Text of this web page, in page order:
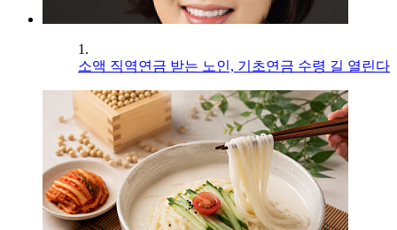
1.
소액 직역연금 받는 노인, 기초연금 수령 길 열린다